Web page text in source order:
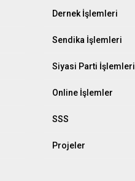
Dernek İşlemleri
Sendika İşlemleri
Siyasi Parti İşlemleri
Online İşlemler
SSS
Projeler